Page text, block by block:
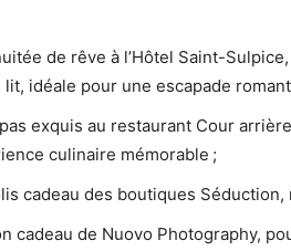
de rêve à l’Hôtel Saint-
lit, idéale pour une escapade
exquis au restaurant Cour
culinaire mémorable ;
cadeau des boutiques
cadeau de Nuovo Photography,